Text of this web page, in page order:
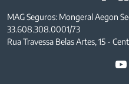
MAG Seguros: Mongeral Aegon
33.608.308.0001/73
Rua Travessa Belas Artes, 15 -